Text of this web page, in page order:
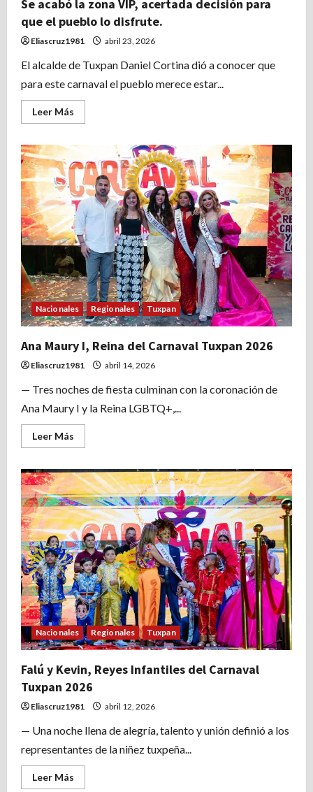
Se acabó la zona VIP, acertada decisión para
que el pueblo lo disfrute.
Eliascruz1981 abril 23, 2026
El alcalde de Tuxpan Daniel Cortina dió a conocer que
para este carnaval el pueblo merece estar...
Leer Más
más
Se
acabó
la
zona
VIP,
acertada
decisión
para
que
el
pueblo
lo
disfrute.
Nacionales Regionales Tuxpan
Ana Maury I, Reina del Carnaval Tuxpan 2026
Eliascruz1981 abril 14, 2026
— Tres noches de fiesta culminan con la coronación de
Ana Maury I y la Reina LGBTQ+,...
Leer Más
más
Ana
Maury
I,
Reina
del
Carnaval
Tuxpan
2026
Nacionales Regionales Tuxpan
Falú y Kevin, Reyes Infantiles del Carnaval
Tuxpan 2026
Eliascruz1981 abril 12, 2026
— Una noche llena de alegría, talento y unión definió a los
representantes de la niñez tuxpeña...
Leer Más
más